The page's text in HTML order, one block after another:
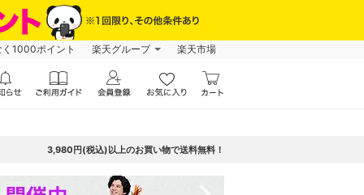
1000ポイント 楽天グループ 楽天市場
3,980円(税込)以上のお買い物で送料無料！